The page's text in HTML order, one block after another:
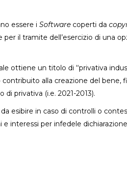
essere i Software coperti da
il tramite dell’esercizio di una
ottiene un titolo di ‘‘privativa
alla creazione del bene,
privativa (i.e. 2021-2013).
esibire in caso di controlli o
e interessi per infedele